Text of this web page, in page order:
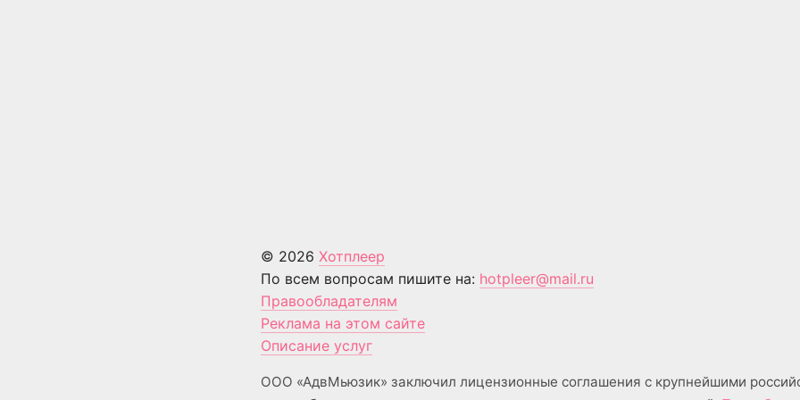
© 2026 Хотплеер
По всем вопросам пишите на: hotpleer@mail.ru
Правообладателям
Реклама на этом сайте
Описание услуг
ООО «АдвМьюзик» заключил лицензионные соглашения с крупнейшими